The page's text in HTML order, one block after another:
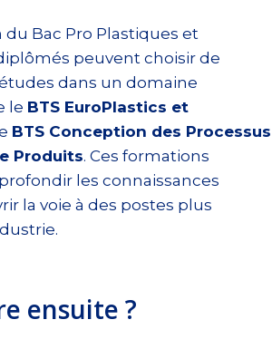
du Bac Pro Plastiques et
peuvent choisir de
dans un domaine
le BTS EuroPlastics et
BTS Conception des Processus
Produits. Ces formations
les connaissances
la voie à des postes plus
ensuite ?